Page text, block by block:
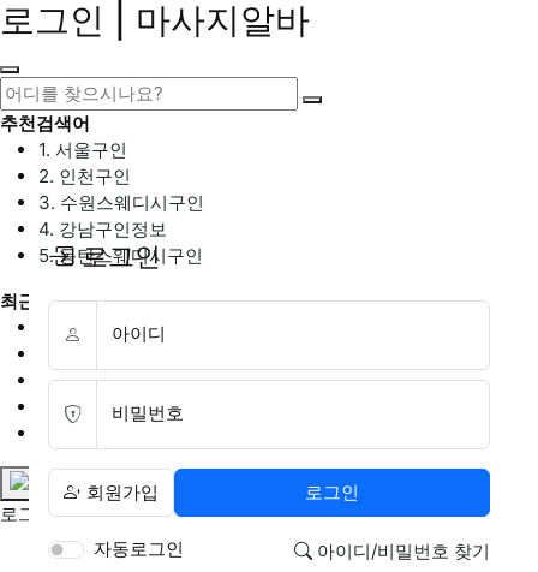
로그인 | 마사지알바
추천검색어
1. 서울구인
2. 인천구인
3. 수원스웨디시구인
4. 강남구인정보
5. 동탄스웨디시구인
최근검색어
1. 일산마사지구인
3. 스웨디시구인
4. 안산스웨디시구인
로그인
로그인
아이디
비밀번호
회원가입 로그인
자동로그인 아이디/비밀번호 찾기